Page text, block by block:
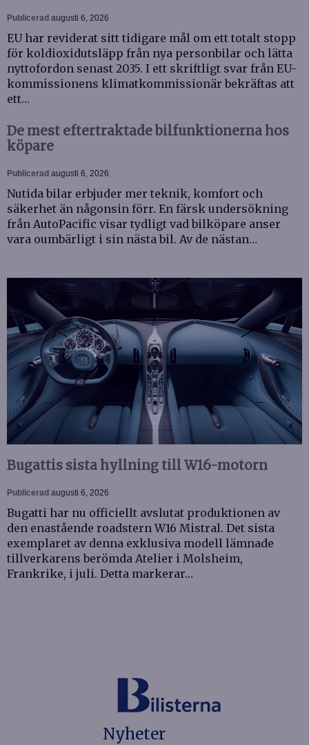
Publicerad augusti 6, 2026
EU har reviderat sitt tidigare mål om ett totalt stopp
för koldioxidutsläpp från nya personbilar och lätta
nyttofordon senast 2035. I ett skriftligt svar från EU-
kommissionens klimatkommissionär bekräftas att
ett…
De mest eftertraktade bilfunktionerna hos
köpare
Publicerad augusti 6, 2026
Nutida bilar erbjuder mer teknik, komfort och
säkerhet än någonsin förr. En färsk undersökning
från AutoPacific visar tydligt vad bilköpare anser
vara oumbärligt i sin nästa bil. Av de nästan…
Bugattis sista hyllning till W16-motorn
Publicerad augusti 6, 2026
Bugatti har nu officiellt avslutat produktionen av
den enastående roadstern W16 Mistral. Det sista
exemplaret av denna exklusiva modell lämnade
tillverkarens berömda Atelier i Molsheim,
Frankrike, i juli. Detta markerar…
Nyheter